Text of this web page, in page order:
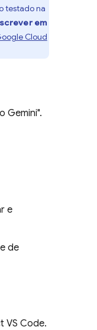
testado na
em
Cloud
Gemini".
e
de
VS Code.